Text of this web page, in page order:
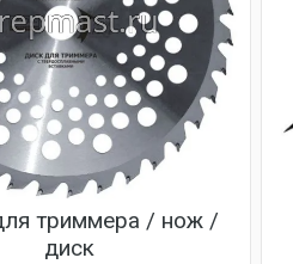
триммера / нож /
диск